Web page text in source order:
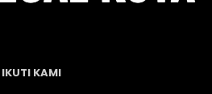
IKUTI KAMI